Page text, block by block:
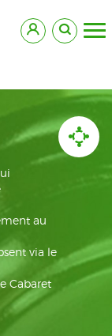
au
via le
Cabaret